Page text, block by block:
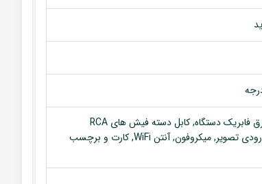
مانیتور, قاب مربوطه, آنتن GPS, سوکت برق فابریک دستگاه, کابل دسته فیش های RCA
(ورودی و خروجی ها), کابل USB, کابل ورودی تصویر, میکروفون, آنتن WiFi, کارت و برچسب